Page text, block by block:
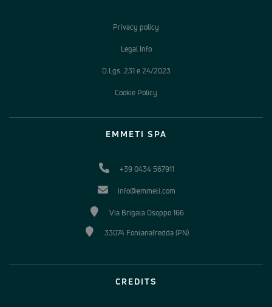
Privacy policy
Legal Info
D.Lgs. 231 e 24/2023
Cookie Policy
EMMETI SPA
+39 0434 567911
info@emmeti.com
Via Brigata Osoppo 166
33074 Fontanafredda (PN)
CREDITS